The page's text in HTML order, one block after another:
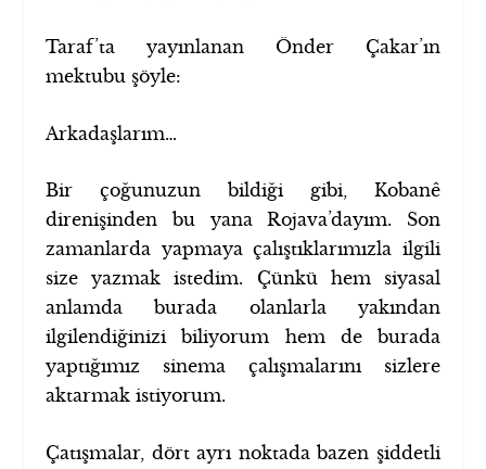
Taraf’ta yayınlanan Önder Çakar’ın
mektubu şöyle:
Arkadaşlarım…
Bir çoğunuzun bildiği gibi, Kobanê
direnişinden bu yana Rojava’dayım. Son
zamanlarda yapmaya çalıştıklarımızla ilgili
size yazmak istedim. Çünkü hem siyasal
anlamda burada olanlarla yakından
ilgilendiğinizi biliyorum hem de burada
yaptığımız sinema çalışmalarını sizlere
aktarmak istiyorum.
Çatışmalar, dört ayrı noktada bazen şiddetli